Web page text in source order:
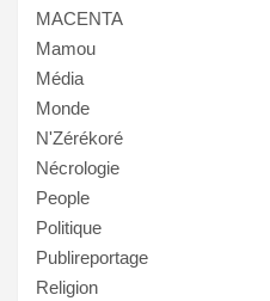
MACENTA
Mamou
Média
Monde
N'Zérékoré
Nécrologie
People
Politique
Publireportage
Religion